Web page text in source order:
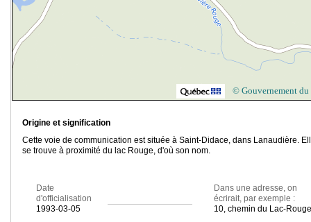
© Gouvernement du
Origine et signification
Cette voie de communication est située à Saint-Didace, dans Lanaudière.
se trouve à proximité du lac Rouge, d'où son nom.
Date
d'officialisation
1993-03-05
Dans une adresse, on
écrirait, par exemple :
10, chemin du Lac-Rouge